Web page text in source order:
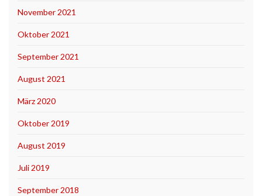
November 2021
Oktober 2021
September 2021
August 2021
März 2020
Oktober 2019
August 2019
Juli 2019
September 2018